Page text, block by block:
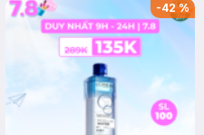
-42%